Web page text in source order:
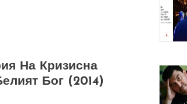
На Кризисна
Бог (2014)